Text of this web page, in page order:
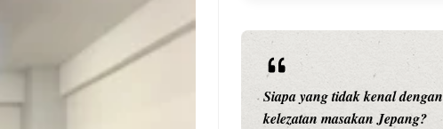
Pernah gak sih kamu mulai
Siapa yang tidak kenal dengan
kelezatan masakan Jepang?